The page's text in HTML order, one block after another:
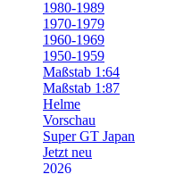
1980-1989
1970-1979
1960-1969
1950-1959
Maßstab 1:64
Maßstab 1:87
Helme
Vorschau
Super GT Japan
Jetzt neu
2026